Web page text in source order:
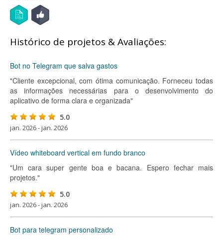
Histórico de projetos & Avaliações:
Bot no Telegram que salva gastos
"Cliente excepcional, com ótima comunicação. Forneceu todas
as informações necessárias para o desenvolvimento do
aplicativo de forma clara e organizada"
5.0
jan. 2026 - jan. 2026
Vídeo whiteboard vertical em fundo branco
"Um cara super gente boa e bacana. Espero fechar mais
projetos."
5.0
jan. 2026 - jan. 2026
Bot para telegram personalizado